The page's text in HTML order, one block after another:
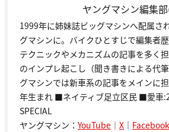
ヤングマシン編集
1999年に姉妹誌ビッグマシンへ配属さ
グマシンに。バイクひとすじで編集者
テクニックやメカニズムの記事を多く
のインプレ起こし（聞き書きによる代
グマシンでは新車系の記事をメインに
年生まれ ■ネイティブ足立区民 ■愛車
SPECIAL
ヤングマシン： YouTube ｜ X ｜ Facebook